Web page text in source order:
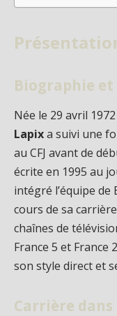
Biographie
Née le 29 avril
Lapixa suivi une
au CFJ avant de
écrite en 1995 au
intégré l’équipe de
cours de sa
chaînes de
France 5 et France
son style direct et
Carrière